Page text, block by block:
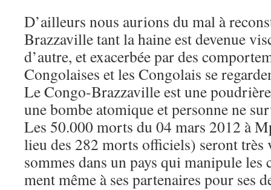
D’ailleurs nous aurions du mal à
Brazzaville tant la haine est devenue
d’autre, et exacerbée par des
Congolaises et les Congolais se
Le Congo-Brazzaville est une
une bombe atomique et personne ne
Les 50.000 morts du 04 mars 2012 à
lieu des 282 morts officiels) seront très
sommes dans un pays qui manipule les
ment même à ses partenaires pour ses